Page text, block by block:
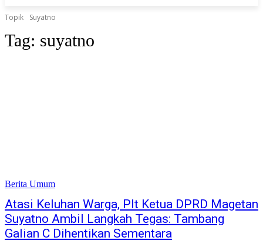
Topik Suyatno
Tag: suyatno
Berita Umum
Atasi Keluhan Warga, Plt Ketua DPRD Magetan
Suyatno Ambil Langkah Tegas: Tambang
Galian C Dihentikan Sementara